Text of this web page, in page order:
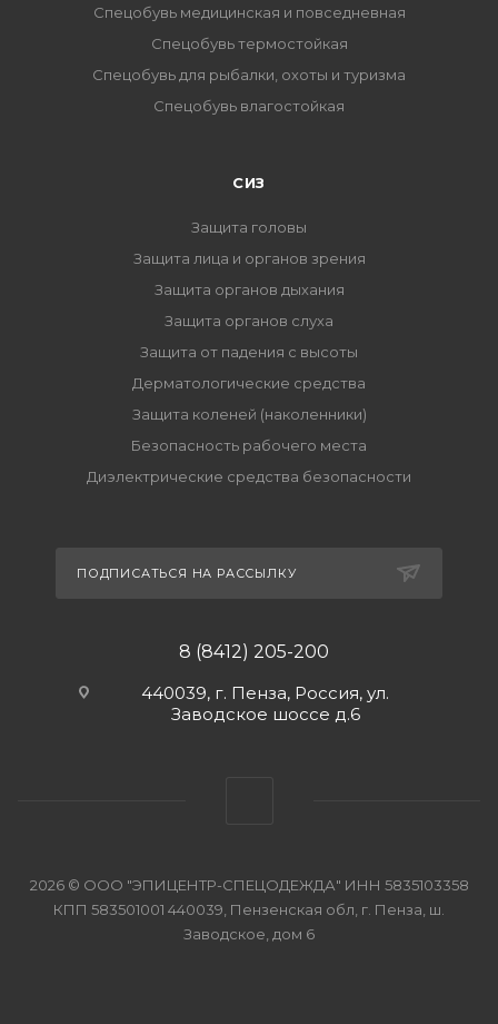
Спецобувь медицинская и повседневная
Спецобувь термостойкая
Спецобувь для рыбалки, охоты и туризма
Спецобувь влагостойкая
СИЗ
Защита головы
Защита лица и органов зрения
Защита органов дыхания
Защита органов слуха
Защита от падения с высоты
Дерматологические средства
Защита коленей (наколенники)
Безопасность рабочего места
Диэлектрические средства безопасности
ПОДПИСАТЬСЯ НА РАССЫЛКУ
8 (8412) 205-200
440039, г. Пенза, Россия, ул.
Заводское шоссе д.6
2026 © ООО "ЭПИЦЕНТР-СПЕЦОДЕЖДА" ИНН 5835103358
КПП 583501001 440039, Пензенская обл, г. Пенза, ш.
Заводское, дом 6